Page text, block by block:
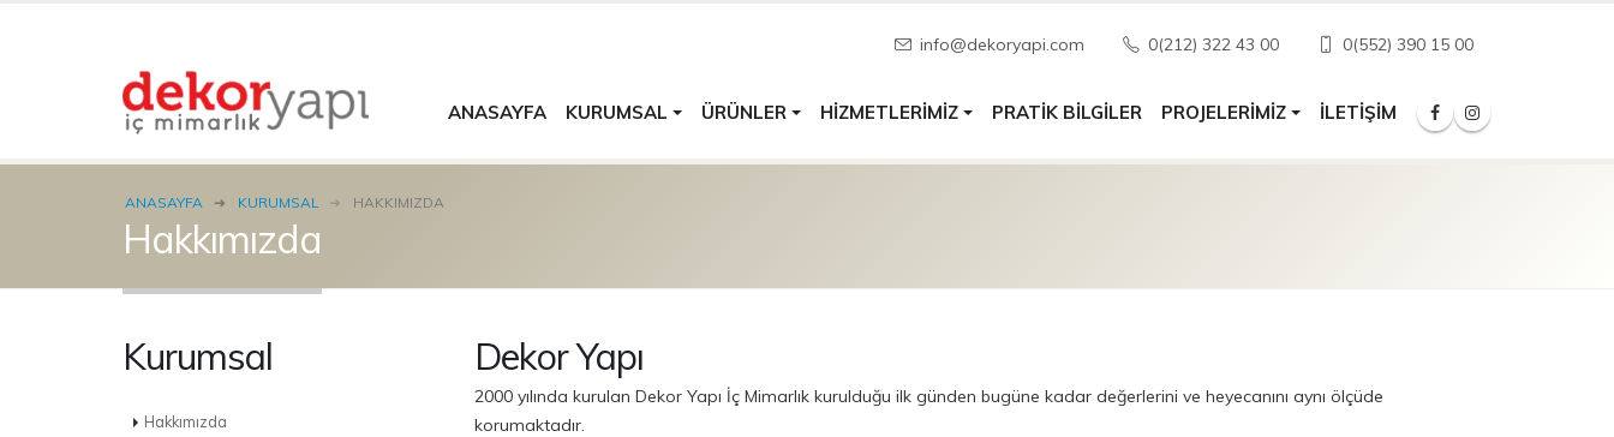
info@dekoryapi.com 0(212) 322 43 00 0(552) 390 15 00
ANASAYFA KURUMSAL ÜRÜNLER HIZMETLERIMIZ PRATIK BILGILER PROJELERIMIZ İLETIŞIM
ANASAYFA KURUMSAL HAKKIMIZDA
Hakkımızda
Kurumsal
Hakkımızda
Dekor Yapı
2000 yılında kurulan Dekor Yapı İç Mimarlık kurulduğu ilk günden bugüne kadar değerlerini ve heyecanını aynı ölçüde
korumaktadır.